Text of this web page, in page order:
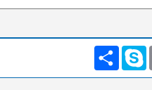
انشر Skype